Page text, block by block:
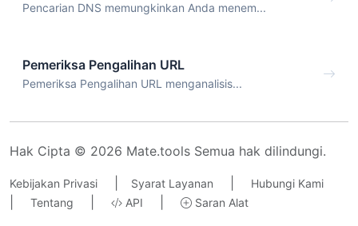
Pencarian DNS memungkinkan Anda menem...
Pemeriksa Pengalihan URL
Pemeriksa Pengalihan URL menganalisis...
Hak Cipta © 2026 Mate.tools Semua hak dilindungi.
Kebijakan Privasi Syarat Layanan Hubungi Kami
Tentang API Saran Alat